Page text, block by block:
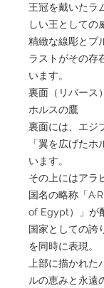
王冠を戴いたラ
しい王としての
精緻な線彫とプ
ラストがその存
います。
裏面（リバース
ホルスの鷹
裏面には、エジ
「翼を広げた
います。
その上にはアラ
国名の略称「
of Egypt）」が
国家としての誇
を同時に表現。
上部に描かれた
ルの恵みと永遠